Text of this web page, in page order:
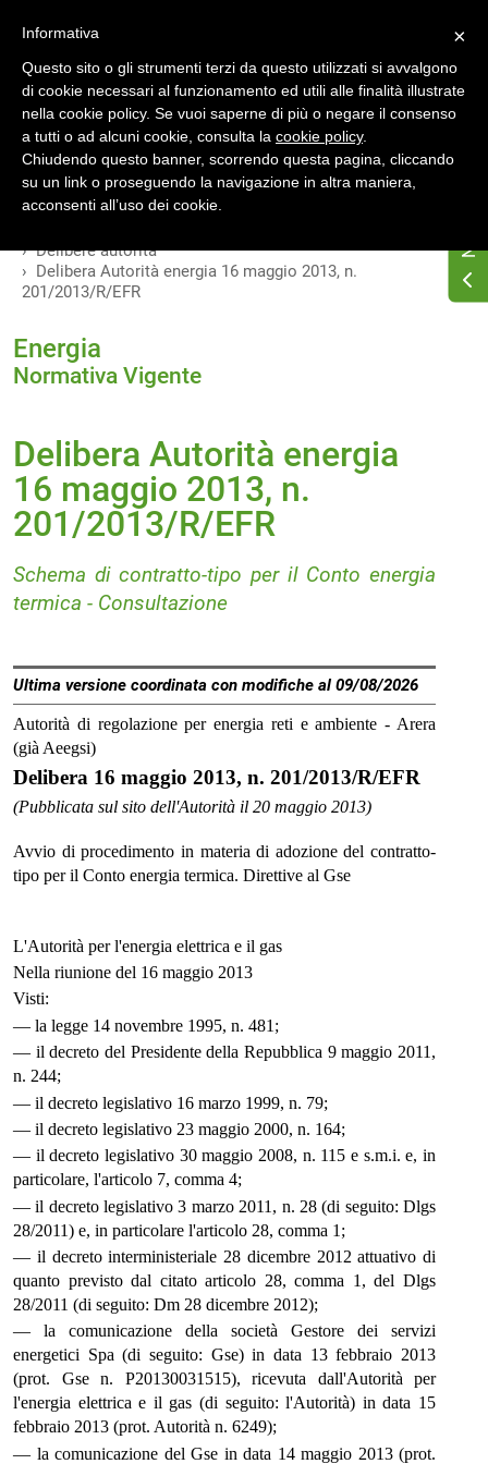
INDICE VERSIONI
MODIFICHE
Delibere autorità
Delibera Autorità energia 16 maggio 2013, n.
201/2013/R/EFR
Energia
Normativa Vigente
Delibera Autorità energia
16 maggio 2013, n.
201/2013/R/EFR
Schema di contratto-tipo per il Conto energia
termica - Consultazione
Ultima versione coordinata con modifiche al 09/08/2026
Autorità di regolazione per energia reti e ambiente - Arera
(già Aeegsi)
Delibera 16 maggio 2013, n. 201/2013/R/EFR
(Pubblicata sul sito dell'Autorità il 20 maggio 2013)
Avvio di procedimento in materia di adozione del contratto-
tipo per il Conto energia termica. Direttive al Gse
L'Autorità per l'energia elettrica e il gas
Nella riunione del 16 maggio 2013
Visti:
— la legge 14 novembre 1995, n. 481;
— il decreto del Presidente della Repubblica 9 maggio 2011,
n. 244;
— il decreto legislativo 16 marzo 1999, n. 79;
— il decreto legislativo 23 maggio 2000, n. 164;
— il decreto legislativo 30 maggio 2008, n. 115 e s.m.i. e, in
particolare, l'articolo 7, comma 4;
— il decreto legislativo 3 marzo 2011, n. 28 (di seguito: Dlgs
28/2011) e, in particolare l'articolo 28, comma 1;
— il decreto interministeriale 28 dicembre 2012 attuativo di
quanto previsto dal citato articolo 28, comma 1, del Dlgs
28/2011 (di seguito: Dm 28 dicembre 2012);
— la comunicazione della società Gestore dei servizi
energetici Spa (di seguito: Gse) in data 13 febbraio 2013
(prot. Gse n. P20130031515), ricevuta dall'Autorità per
l'energia elettrica e il gas (di seguito: l'Autorità) in data 15
febbraio 2013 (prot. Autorità n. 6249);
— la comunicazione del Gse in data 14 maggio 2013 (prot.
×
Informativa
Questo sito o gli strumenti terzi da questo utilizzati si avvalgono
di cookie necessari al funzionamento ed utili alle finalità illustrate
nella cookie policy. Se vuoi saperne di più o negare il consenso
a tutti o ad alcuni cookie, consulta la cookie policy.
Chiudendo questo banner, scorrendo questa pagina, cliccando
su un link o proseguendo la navigazione in altra maniera,
acconsenti all’uso dei cookie.